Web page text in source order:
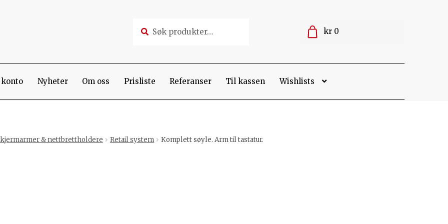
etter:
kr 0
Nyheter Om oss Prisliste Referanser Til kassen Wishlists
& nettbrettholdere Retail system Komplett søyle. Arm til tastatur.